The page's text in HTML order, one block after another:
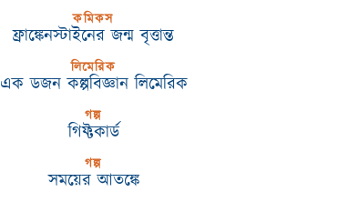
কমিকস
ফ্রাঙ্কেনস্টাইনের জন্ম বৃত্তান্ত
লিমেরিক
এক ডজন কল্পবিজ্ঞান লিমেরিক
গল্প
গিফ্টকার্ড
গল্প
সময়ের আতঙ্কে